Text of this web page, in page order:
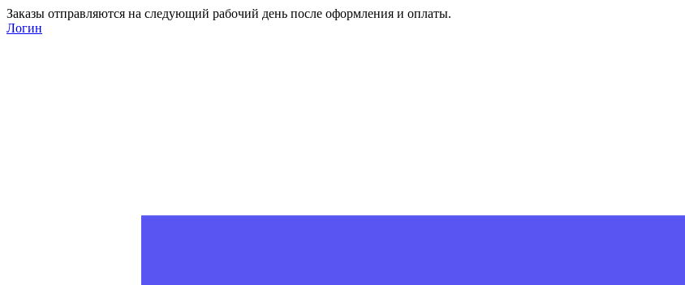
Заказы отправляются на следующий рабочий день после оформления и оплаты.
Логин